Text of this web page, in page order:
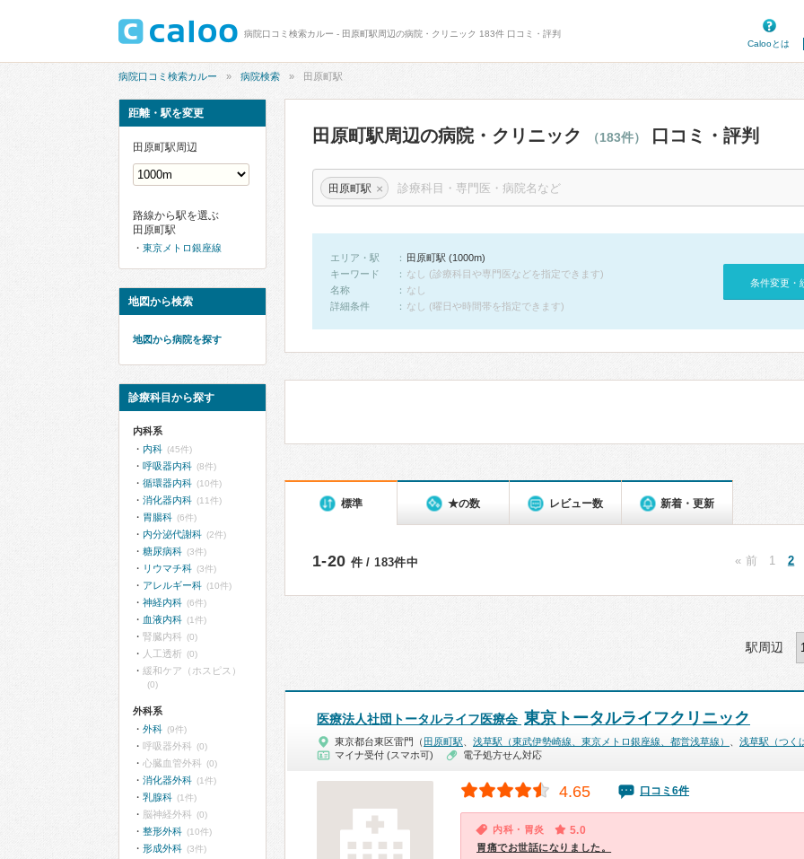
病院口コミ検索カルー - 田原町駅周辺の病院・クリニック 183件 口コミ・評判
Calooとは
病院口コミ検索カルー 病院検索 田原町駅
田原町駅周辺の病院・クリニック （183件） 口コミ・評判
田原町駅 ×
エリア・駅
田原町駅 (1000m)
キーワード
なし (診療科目や専門医などを指定できます)
名称
なし
詳細条件
なし (曜日や時間帯を指定できます)
条件変更・
標準 ★の数 レビュー数 新着・更新
1-20 件 / 183件中 « 前 1 2
駅周辺
医療法人社団トータルライフ医療会 東京トータルライフクリニック
東京都台東区雷門（ 田原町駅 浅草駅（東武伊勢崎線、東京メトロ銀座線、都営浅草線）
浅草駅（つく
マイナ受付 (スマホ可)
電子処方せん対応
4.65 口コミ6件
内科・胃炎 5.0
胃痛でお世話になりました。
距離・駅を変更
田原町駅周辺
路線から駅を選ぶ
田原町駅
東京メトロ銀座線
地図から検索
地図から病院を探す
診療科目から探す
内科系
内科 (45件)
呼吸器内科 (8件)
循環器内科 (10件)
消化器内科 (11件)
胃腸科 (6件)
内分泌代謝科 (2件)
糖尿病科 (3件)
リウマチ科 (3件)
アレルギー科 (10件)
神経内科 (6件)
血液内科 (1件)
腎臓内科 (0)
人工透析 (0)
緩和ケア（ホスピス）
(0)
外科系
外科 (9件)
呼吸器外科 (0)
心臓血管外科 (0)
消化器外科 (1件)
乳腺科 (1件)
脳神経外科 (0)
整形外科 (10件)
形成外科 (3件)